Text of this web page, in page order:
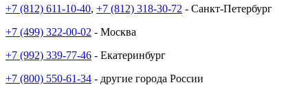
+7 (812) 611-10-40, +7 (812) 318-30-72 - Санкт-Петербург
+7 (499) 322-00-02 - Москва
+7 (992) 339-77-46 - Екатеринбург
+7 (800) 550-61-34 - другие города России